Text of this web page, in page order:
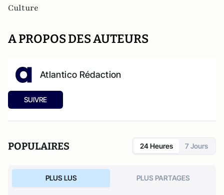
Culture
A PROPOS DES AUTEURS
Atlantico Rédaction
SUIVRE
POPULAIRES 24 Heures 7 Jours
PLUS LUS PLUS PARTAGES